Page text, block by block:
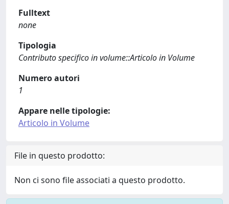
Fulltext
none
Tipologia
Contributo specifico in volume::Articolo in Volume
Numero autori
1
Appare nelle tipologie:
Articolo in Volume
File in questo prodotto:
Non ci sono file associati a questo prodotto.